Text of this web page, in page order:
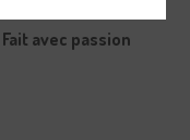
Fait avec passion